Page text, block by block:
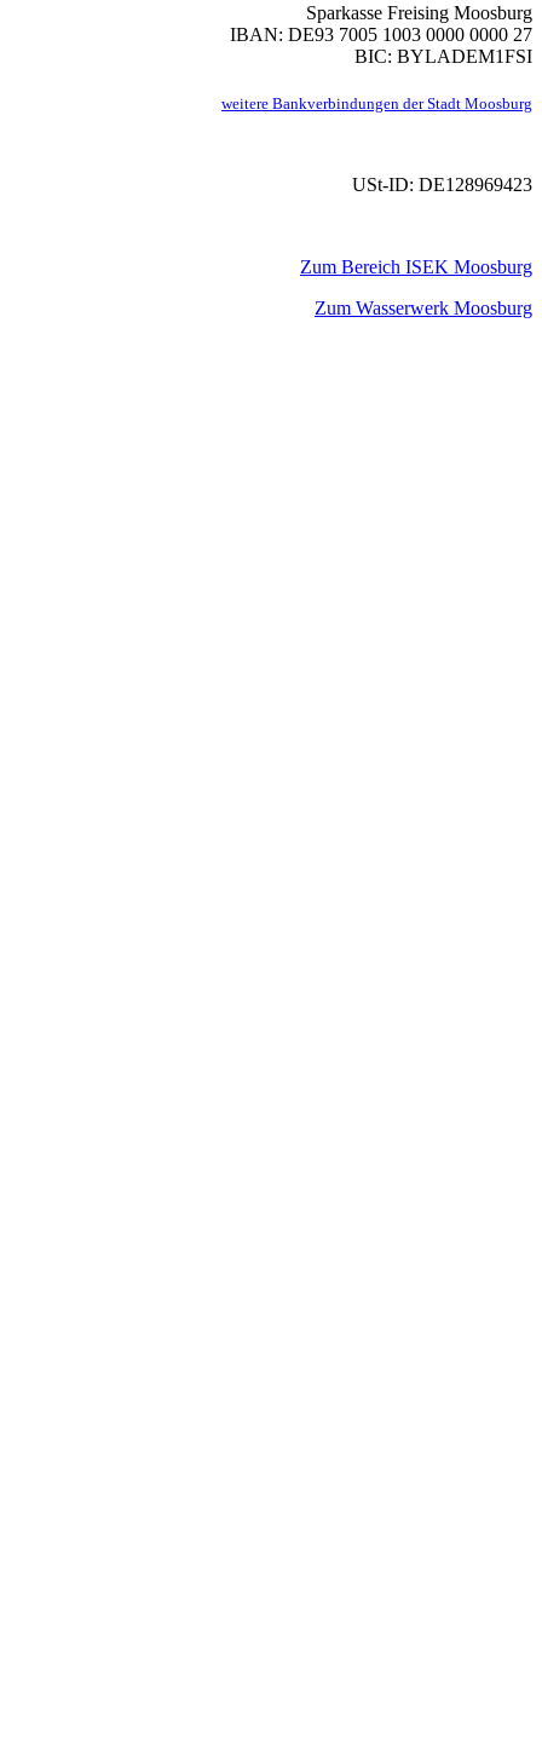
Sparkasse Freising Moosburg
IBAN: DE93 7005 1003 0000 0000 27
BIC: BYLADEM1FSI
weitere Bankverbindungen der Stadt Moosburg
USt-ID: DE128969423
Zum Bereich ISEK Moosburg
Zum Wasserwerk Moosburg